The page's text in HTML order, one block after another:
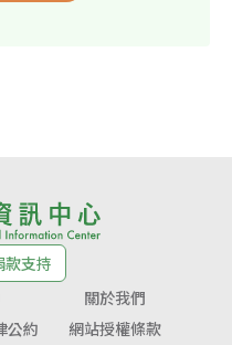
款支持
關於我們
公約 網站授權條款